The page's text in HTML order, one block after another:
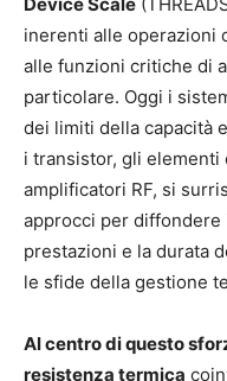
inerenti alle operazioni
alle funzioni critiche di
particolare. Oggi i
dei limiti della capacità
i transistor, gli
amplificatori RF, si
approcci per diffondere
prestazioni e la durata
le sfide della gestione
Al centro di questo
resistenza termica